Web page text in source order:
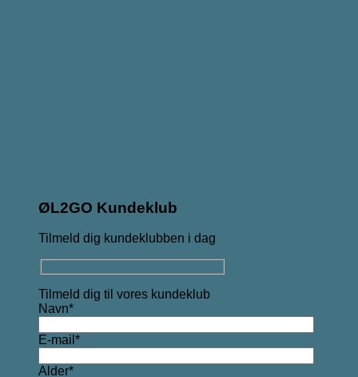
ØL2GO Kundeklub
Tilmeld dig kundeklubben i dag
Tilmeld dig til vores kundeklub
Navn*
E-mail*
Alder*